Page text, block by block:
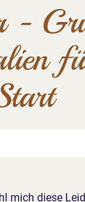
-
mich diese